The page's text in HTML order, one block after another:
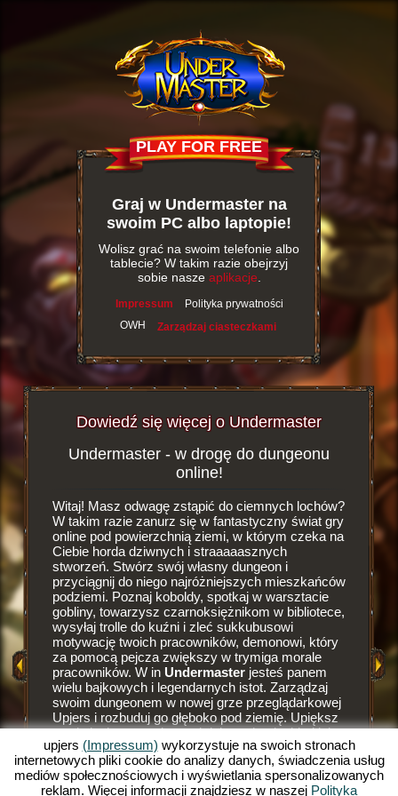
PLAY FOR FREE
Graj w Undermaster na
swoim PC albo laptopie!
Wolisz grać na swoim telefonie albo
tablecie? W takim razie obejrzyj
sobie nasze aplikacje
Impressum
Polityka prywatności
OWH
Zarządzaj ciasteczkami
Dowiedź się więcej o Undermaster
Undermaster - w drogę do dungeonu
online!
Witaj! Masz odwagę zstąpić do ciemnych lochów?
W takim razie zanurz się w fantastyczny świat gry
online pod powierzchnią ziemi, w którym czeka na
Ciebie horda dziwnych i straaaaasznych
stworzeń. Stwórz swój własny dungeon i
przyciągnij do niego najróżniejszych mieszkańców
podziemi. Poznaj koboldy, spotkaj w warsztacie
gobliny, towarzysz czarnoksiężnikom w bibliotece,
wysyłaj trolle do kuźni i zleć sukkubusowi
motywację twoich pracowników, demonowi, który
za pomocą pejcza zwiększy w trymiga morale
pracowników. W in Undermasterjesteś panem
wielu bajkowych i legendarnych istot. Zarządzaj
swoim dungeonem w nowej grze przeglądarkowej
Upjers i rozbuduj go głęboko pod ziemię. Upiększ
swoje lochy nastrojowymi dekoracjami takimi jak
nastrojowe pochodnie lub paleniska. Daj się
porwać do tajemniczych głębi gry online i zostań
władczym Undermasterem. Chcesz wiedzieć co
na Ciebie czeka? W takim razie czytaj dalej!
To
liczbę
kolei
online
im
na
spadnie
upjers (Impressum) wykorzystuje na swoich stronach
internetowych pliki cookie do analizy danych, świadczenia usług
mediów społecznościowych i wyświetlania spersonalizowanych
reklam. Więcej informacji znajdziesz w naszej Polityka